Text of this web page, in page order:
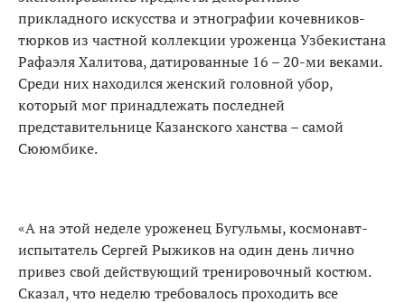
прикладного искусства и этнографии кочевников-
тюрков из частной коллекции уроженца Узбекистана
Рафаэля Халитова, датированные 16 – 20-ми веками.
Среди них находился женский головной убор,
который мог принадлежать последней
представительнице Казанского ханства – самой
Сююмбике.
«А на этой неделе уроженец Бугульмы, космонавт-
испытатель Сергей Рыжиков на один день лично
привез свой действующий тренировочный костюм.
Сказал, что неделю требовалось проходить все